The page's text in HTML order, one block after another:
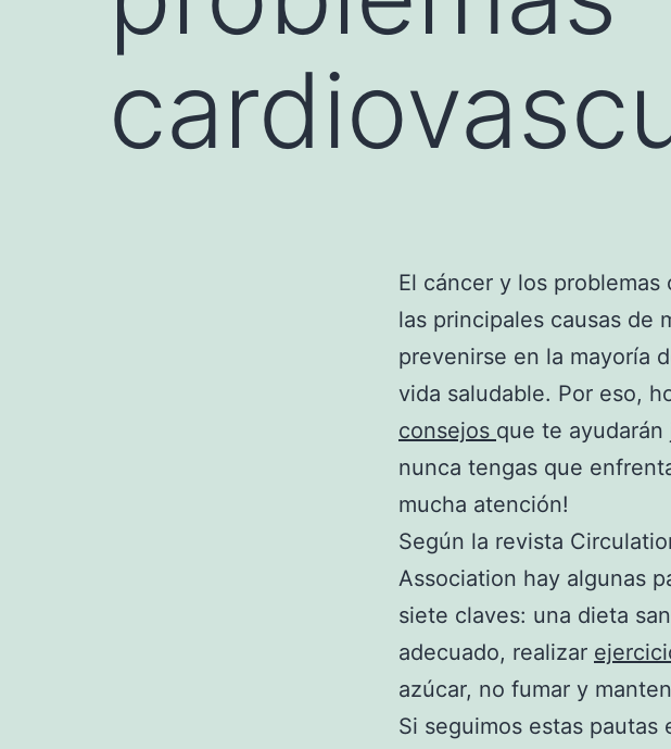
El cáncer y los
las principales causas de
prevenirse en la mayoría
vida saludable. Por eso,
consejos que te
nunca tengas que
mucha atención!
Según la revista
Association hay algunas
siete claves: una dieta
adecuado, realizar
azúcar, no fumar y
Si seguimos estas